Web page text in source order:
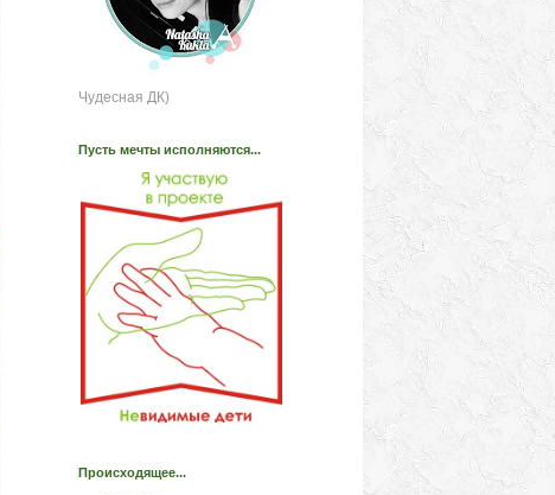
Чудесная ДК)
Пусть мечты исполняются...
Происходящее...